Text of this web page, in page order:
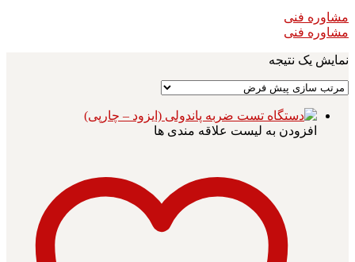
مشاوره فنی
مشاوره فنی
نمایش یک نتیجه
افزودن به لیست علاقه مندی ها